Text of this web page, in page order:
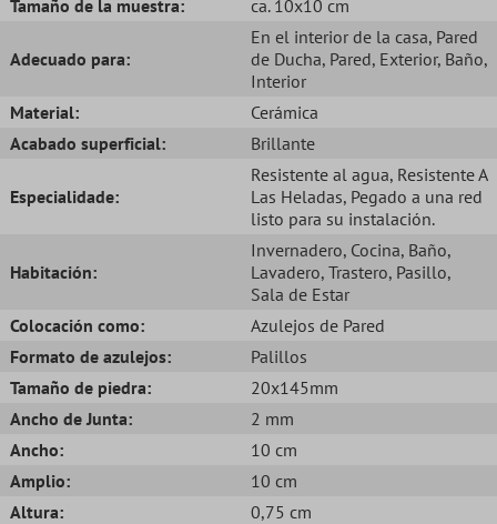
Tamaño de la muestra:
ca. 10x10 cm
Adecuado para:
En el interior de la casa, Pared
de Ducha, Pared, Exterior, Baño,
Interior
Material:
Cerámica
Acabado superficial:
Brillante
Especialidade:
Resistente al agua, Resistente A
Las Heladas, Pegado a una red
listo para su instalación.
Habitación:
Invernadero, Cocina, Baño,
Lavadero, Trastero, Pasillo,
Sala de Estar
Colocación como:
Azulejos de Pared
Formato de azulejos:
Palillos
Tamaño de piedra:
20x145mm
Ancho de Junta:
2 mm
Ancho:
10 cm
Amplio:
10 cm
Altura:
0,75 cm